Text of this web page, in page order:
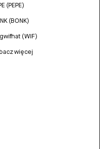
(PEPE)
(BONK)
(WIF)
więcej